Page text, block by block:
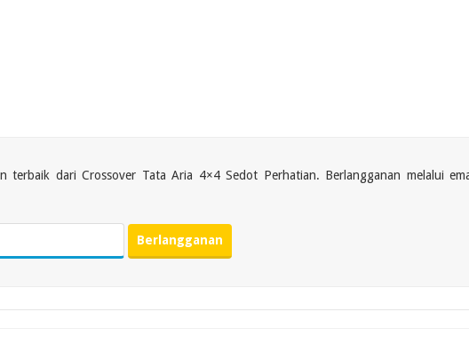
terbaik dari Crossover Tata Aria 4×4 Sedot Perhatian. Berlangganan melalui